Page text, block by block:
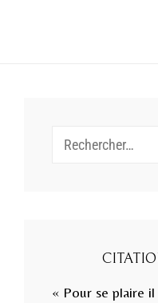
Recherche
« Pour se plaire